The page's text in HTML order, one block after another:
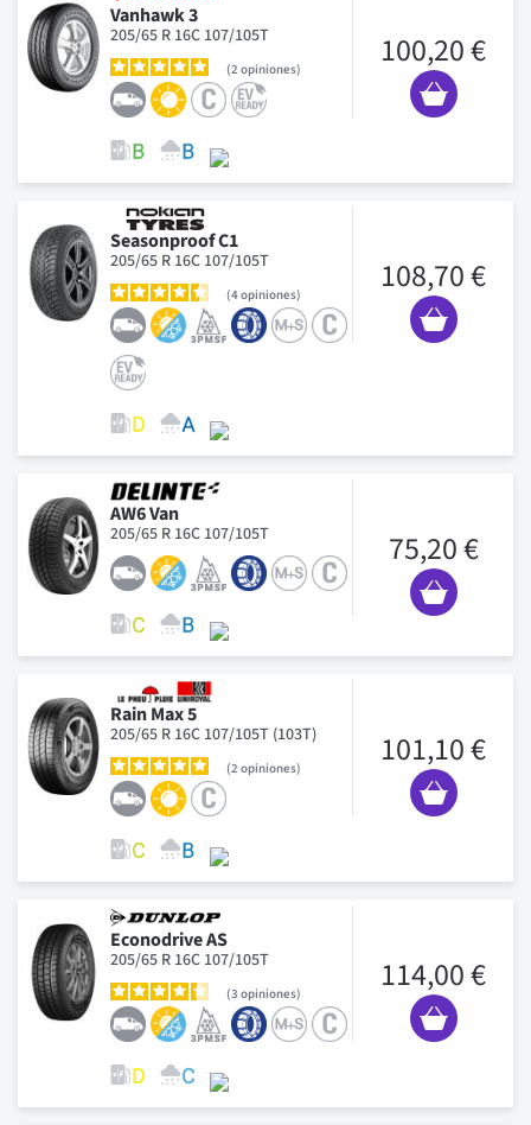
Vanhawk 3
205/65 R 16C 107/105T
2 opiniones 100,20 €
Seasonproof C1
205/65 R 16C 107/105T
4opiniones 108,70 €
AW6 Van
205/65 R 16C 107/105T 75,20 €
Rain Max 5
205/65 R 16C 107/105T (103T)
2 opiniones 101,10 €
Econodrive AS
205/65 R 16C 107/105T
3 opiniones 114,00 €